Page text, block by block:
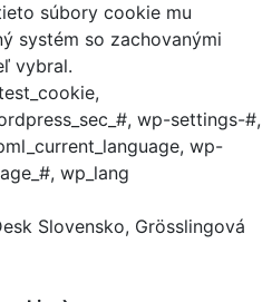
súbory cookie mu
systém so zachovanými
vybral.
wp-settings-#,
wp-
wp_lang
Slovensko, Grösslingová